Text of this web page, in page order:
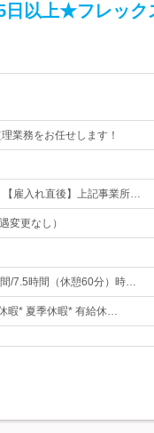
日以上★フレック
業務をお任せします！
雇入れ直後】上記事業所…
変更なし）
/7.5時間（休憩60分）時…
暇* 夏季休暇* 有給休…